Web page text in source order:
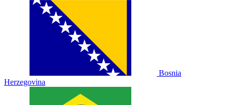
Bosnia
Herzegovina